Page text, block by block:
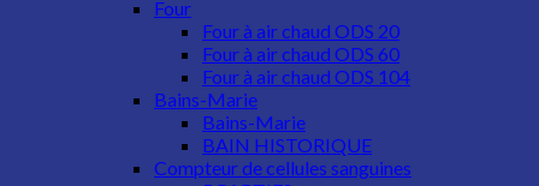
Four
Four à air chaud ODS 20
Four à air chaud ODS 60
Four à air chaud ODS 104
Bains-Marie
Bains-Marie
BAIN HISTORIQUE
Compteur de cellules sanguines